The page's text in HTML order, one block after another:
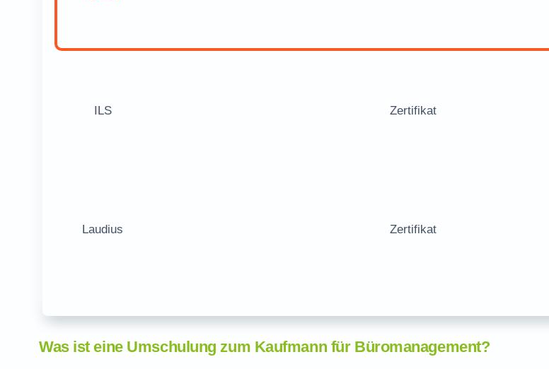
ILS Zertifikat
Laudius Zertifikat
Was ist eine Umschulung zum Kaufmann für Büromanagement?